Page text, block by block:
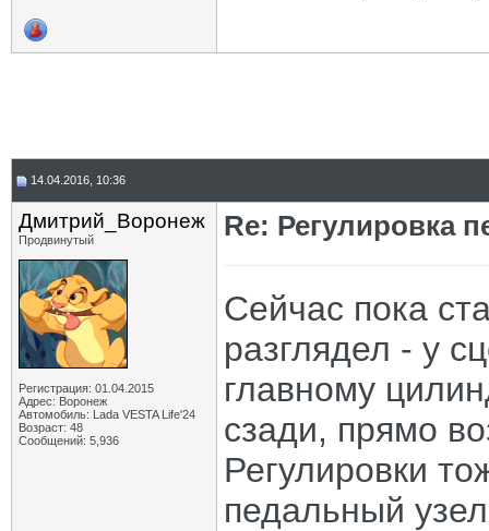
14.04.2016, 10:36
Дмитрий_Воронеж
Продвинутый
Регистрация: 01.04.2015
Адрес: Воронеж
Автомобиль: Lada VESTA Life'24
Возраст: 48
Сообщений: 5,936
Re: Регулировка
Сейчас пока
разглядел - у
главному
сзади, прямо
Регулировки
педальный